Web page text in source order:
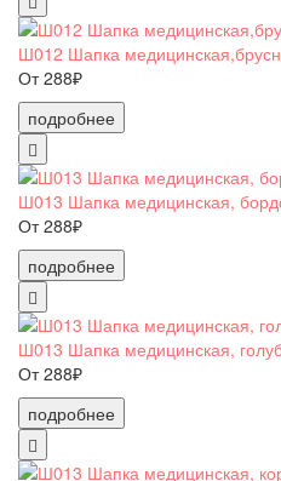
Ш012 Шапка
От 288₽
подробнее
Ш013 Шапка медицинская,
От 288₽
подробнее
Ш013 Шапка медицинская,
От 288₽
подробнее